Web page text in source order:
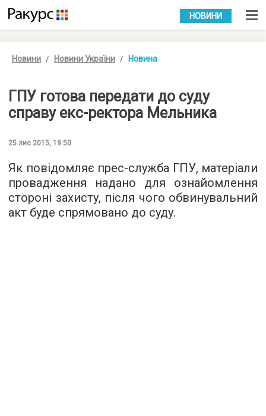
УКР РУС
НОВИНИ
Новини Новини України Новина
ГПУ готова передати до суду
справу екс-ректора Мельника
25 лис 2015, 19:50
Як повідомляє прес-служба ГПУ, матеріали
провадження надано для ознайомлення
стороні захисту, після чого обвинувальний
акт буде спрямовано до суду.